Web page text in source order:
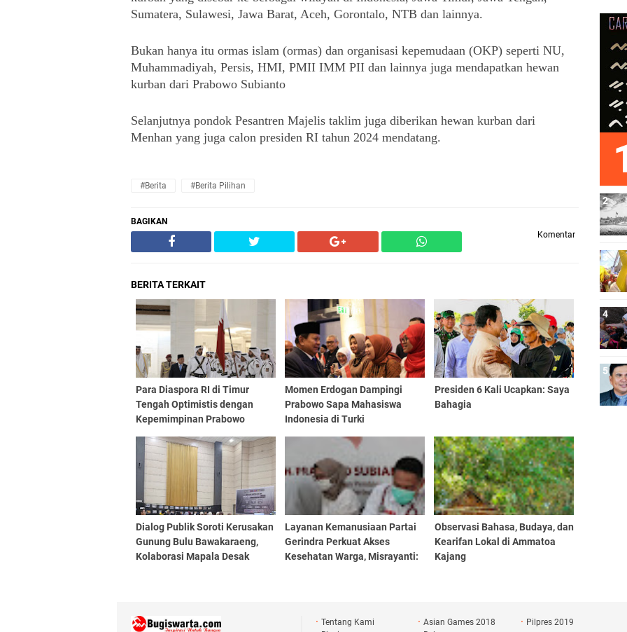
Sumatera, Sulawesi, Jawa Barat, Aceh, Gorontalo, NTB dan lainnya.
Bukan hanya itu ormas islam (ormas) dan organisasi kepemudaan (OKP) seperti NU,
Muhammadiyah, Persis, HMI, PMII IMM PII dan lainnya juga mendapatkan hewan
kurban dari Prabowo Subianto
Selanjutnya pondok Pesantren Majelis taklim juga diberikan hewan kurban dari
Menhan yang juga calon presiden RI tahun 2024 mendatang.
#Berita #Berita Pilihan
BAGIKAN
Komentar
BERITA TERKAIT
Para Diaspora RI di Timur
Tengah Optimistis dengan
Kepemimpinan Prabowo
Momen Erdogan Dampingi
Prabowo Sapa Mahasiswa
Indonesia di Turki
Presiden 6 Kali Ucapkan: Saya
Bahagia
Dialog Publik Soroti Kerusakan
Gunung Bulu Bawakaraeng,
Kolaborasi Mapala Desak
Layanan Kemanusiaan Partai
Gerindra Perkuat Akses
Kesehatan Warga, Misrayanti:
Observasi Bahasa, Budaya, dan
Kearifan Lokal di Ammatoa
Kajang
Tentang Kami Asian Games 2018
Pilpres 2019